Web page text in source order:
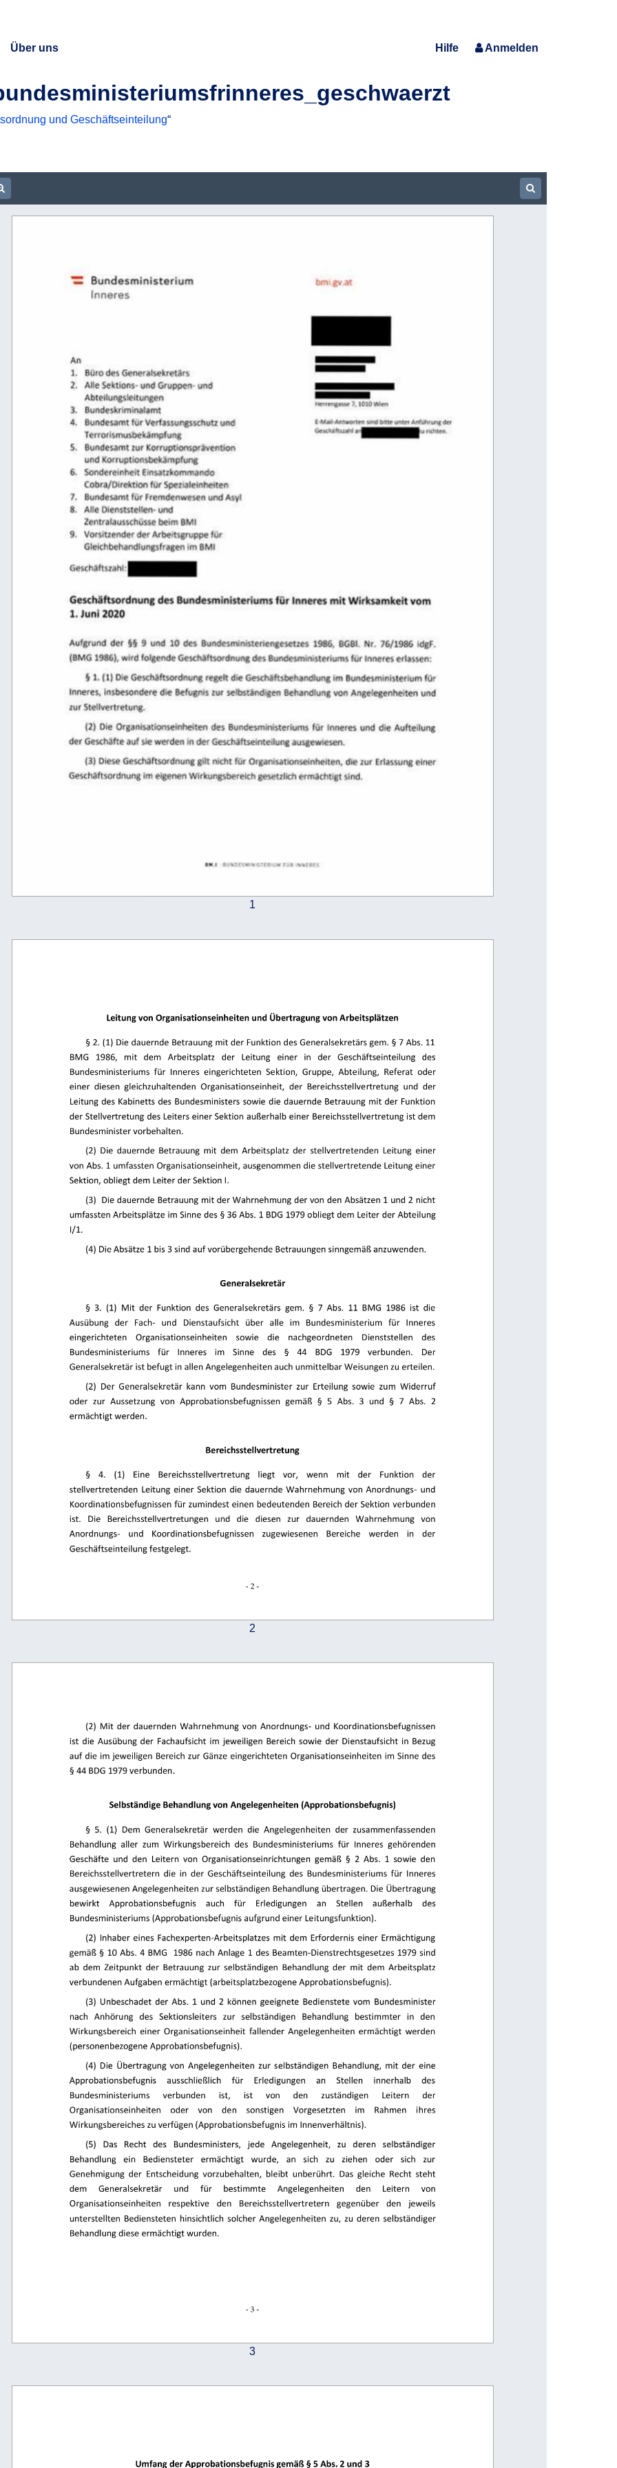
Über uns Hilfe Anmelden
und Geschäftseinteilung“
URL
out
= Bundesministerium bmigvat Inneres
Büro  des  Generalsekretär 2.
Alle  Sektions- und  Gruppen-  und. Arelungitungen Jundest
enge  7,101 Wen inalamt 4.
Bundesa am atunga  und enAnore ne  ner Anführer
U sam
> &
Vorsitzender der Arbeitsgruppe  für leichbehandlungsfragen  im  BMI
Sescrss
1.  Juni  2020
‚Aufgrund  der 55 9  und 10  des  Bundesministeriengesetzes 1986, BGBI. Nr.  76/1986  idF. (BMG  1986),
sı
ar is ü Inneres,  insbesondere  die  Befugnis  zur
(2)  Die  Organisationseinheiten  des  Bundesministeriums für  Inneres  und die  Aufteilung. der
ie  zur  Erlassung  einer
1
- 2 -
Leitung von Organisationseinheiten und Übertragung von Arbeitsplätzen
§ 2. (1) Die dauernde Betrauung mit der Funktion des Generalsekretärs gem. § 7 Abs. 11
BMG
1986, mit dem Arbeitsplatz der Leitung einer in der Geschäftseinteilung
des
Bundesministeriums  für  Inneres  eingerichteten  Sektion,  Gruppe,  Abteilung,  Referat  oder
einer  diesen  gleichzuhaltenden  Organisationseinheit,  der  Bereichsstellvertretung  und  der
Leitung des Kabinetts des Bundesministers sowie  die dauernde Betrauung mit der Funktion
der Stellvertretung des Leiters einer Sektion außerhalb einer Bereichsstellvertretung ist dem
Bundesminister vorbehalten.
(2)  Die  dauernde  Betrauung  mit  dem  Arbeitsplatz  der  stellvertretenden  Leitung  einer
von Abs. 1 umfassten Organisationseinheit, ausgenommen die stellvertretende Leitung einer
Sektion, obliegt dem Leiter der Sektion I.
(3)  Die dauernde Betrauung mit der Wahrnehmung der von den Absätzen 1 und 2 nicht
umfassten Arbeitsplätze im Sinne des § 36 Abs. 1 BDG 1979 obliegt dem Leiter der Abteilung
I/1.
(4) Die Absätze 1 bis 3 sind auf vorübergehende Betrauungen sinngemäß anzuwenden.
Generalsekretär
§  3.  (1)  Mit  der  Funktion  des  Generalsekretärs  gem.  §  7  Abs.  11  BMG  1986  ist  die
Ausübung der Fach- und Dienstaufsicht über alle im Bundesministerium für Inneres
eingerichteten
Organisationseinheiten sowie die nachgeordneten Dienststellen
des
Bundesministeriums
für Inneres im Sinne des § 44 BDG 1979 verbunden.
Der
Generalsekretär ist befugt in allen Angelegenheiten auch unmittelbar Weisungen zu erteilen.
(2)  Der  Generalsekretär  kann  vom  Bundesminister  zur  Erteilung  sowie  zum  Widerruf
oder zur Aussetzung von Approbationsbefugnissen gemäß § 5 Abs.  3 und § 7 Abs.  2
ermächtigt werden.
Bereichsstellvertretung
§ 4. (1) Eine Bereichsstellvertretung liegt vor, wenn mit der Funktion
der
stellvertretenden  Leitung  einer  Sektion  die  dauernde  Wahrnehmung  von  Anordnungs-  und
Koordinationsbefugnissen für zumindest einen bedeutenden Bereich der Sektion verbunden
ist.
Die Bereichsstellvertretungen und die diesen zur dauernden Wahrnehmung
von
Anordnungs-
und Koordinationsbefugnissen zugewiesenen Bereiche werden in
der
Geschäftseinteilung festgelegt.
2
- 3 -
(2)  Mit  der  dauernden  Wahrnehmung  von  Anordnungs-  und  Koordinationsbefugnissen
ist  die  Ausübung  der  Fachaufsicht  im  jeweiligen  Bereich  sowie  der  Dienstaufsicht  in  Bezug
auf die im jeweiligen Bereich zur Gänze  eingerichteten Organisationseinheiten im Sinne des
§ 44 BDG 1979 verbunden.
Selbständige Behandlung von Angelegenheiten (Approbationsbefugnis)
§  5.  (1)  Dem  Generalsekretär  werden  die  Angelegenheiten  der  zusammenfassenden
Behandlung  aller  zum  Wirkungsbereich  des  Bundesministeriums  für  Inneres  gehörenden
Geschäfte  und  den  Leitern  von  Organisationseinrichtungen  gemäß  §  2  Abs.  1  sowie  den
Bereichsstellvertretern  die  in  der  Geschäftseinteilung  des  Bundesministeriums  für  Inneres
ausgewiesenen Angelegenheiten zur selbständigen Behandlung übertragen. Die Übertragung
bewirkt
Approbationsbefugnis auch für Erledigungen an Stellen außerhalb
des
Bundesministeriums (Approbationsbefugnis aufgrund einer Leitungsfunktion).
(2)  Inhaber  eines  Fachexperten-Arbeitsplatzes  mit  dem  Erfordernis  einer  Ermächtigung
gemäß  §  10  Abs.  4  BMG    1986  nach  Anlage  1  des Beamten-Dienstrechtsgesetzes  1979  sind
ab  dem  Zeitpunkt  der  Betrauung  zur  selbständigen  Behandlung  der  mit  dem  Arbeitsplatz
verbundenen Aufgaben ermächtigt (arbeitsplatzbezogene Approbationsbefugnis).
(3)  Unbeschadet  der  Abs.  1  und  2  können  geeignete  Bedienstete  vom  Bundesminister
nach
Anhörung des Sektionsleiters zur selbständigen Behandlung bestimmter in
den
Wirkungsbereich  einer  Organisationseinheit  fallender  Angelegenheiten  ermächtigt  werden
(personenbezogene Approbationsbefugnis).
(4)  Die  Übertragung  von  Angelegenheiten  zur  selbständigen  Behandlung,  mit  der  eine
Approbationsbefugnis
ausschließlich für Erledigungen an Stellen innerhalb
des
Bundesministeriums
verbunden ist, ist von den zuständigen Leitern
der
Organisationseinheiten
oder von den sonstigen Vorgesetzten im Rahmen
ihres
Wirkungsbereiches zu verfügen (Approbationsbefugnis im Innenverhältnis).
(5)
Das Recht des Bundesministers, jede Angelegenheit, zu deren
selbständiger
Behandlung
ein Bediensteter ermächtigt wurde, an sich zu ziehen oder sich
zur
Genehmigung  der  Entscheidung  vorzubehalten,  bleibt  unberührt.  Das  gleiche  Recht  steht
dem
Generalsekretär und für bestimmte Angelegenheiten den Leitern
von
Organisationseinheiten
respektive den Bereichsstellvertretern gegenüber den
jeweils
unterstellten  Bediensteten  hinsichtlich  solcher  Angelegenheiten  zu,  zu  deren  selbständiger
Behandlung diese ermächtigt wurden.
3
Umfang der Approbationsbefugnis gemäß § 5 Abs. 2 und 3